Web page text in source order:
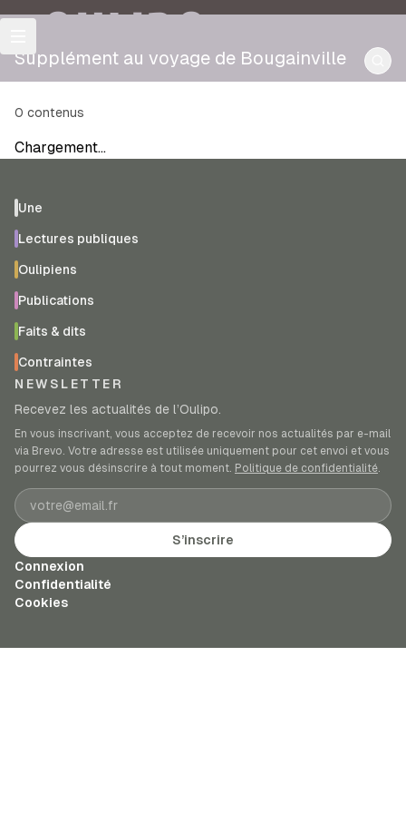
OULIPO
Supplément au voyage de Bougainville
0 contenus
Chargement…
Une
Lectures publiques
Oulipiens
Publications
Faits & dits
Contraintes
NEWSLETTER
Recevez les actualités de l’Oulipo.
En vous inscrivant, vous acceptez de recevoir nos actualités par e-mail
via Brevo. Votre adresse est utilisée uniquement pour cet envoi et vous
pourrez vous désinscrire à tout moment. Politique de confidentialité.
Adresse e-mail
S’inscrire
Connexion
Confidentialité
Cookies